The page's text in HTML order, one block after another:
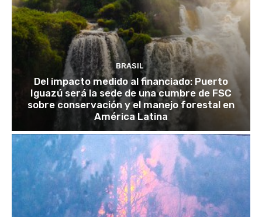
BRASIL
Del impacto medido al financiado: Puerto
Iguazú será la sede de una cumbre de FSC
sobre conservación y el manejo forestal en
América Latina